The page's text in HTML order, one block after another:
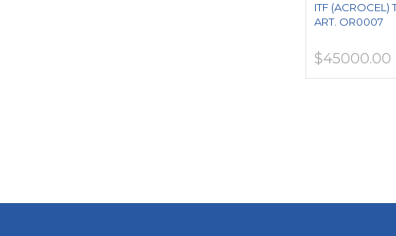
ITF (ACROCEL)
ART. OR0007
$45000.00